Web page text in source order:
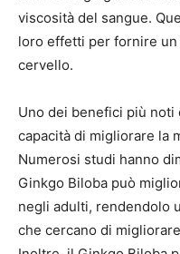
viscosità del sangue.
loro effetti per fornire
cervello.
Uno dei benefici più noti
capacità di migliorare la
Numerosi studi hanno
Ginkgo Biloba può
negli adulti, rendendolo
che cercano di